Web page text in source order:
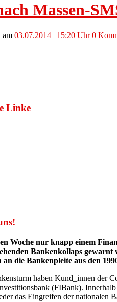
Massen-
am 03.07.2014 | 15:20 Uhr 0
Linke
Woche nur knapp einem
Bankenkollaps
die Bankenpleite aus den
haben Kund_innen der
(FIBank).
das Eingreifen der nationalen